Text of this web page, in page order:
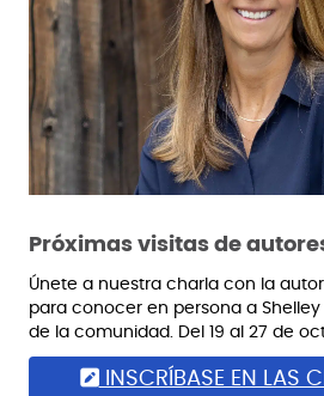
Próximas visitas de
Únete a nuestra charla con la
para conocer en persona a
de la comunidad. Del 19 al 27 de
INSCRÍBASE EN LAS